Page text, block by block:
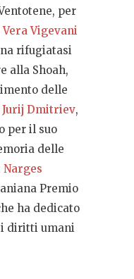
per
Vera Vigevani
rifugiatasi
alla Shoah,
delle
Jurij Dmitriev,
per il suo
delle
Narges
Premio
ha dedicato
diritti umani